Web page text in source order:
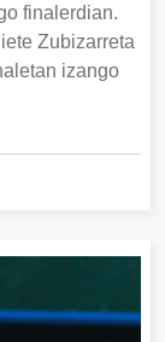
finalerdian.
Zubizarreta
izango